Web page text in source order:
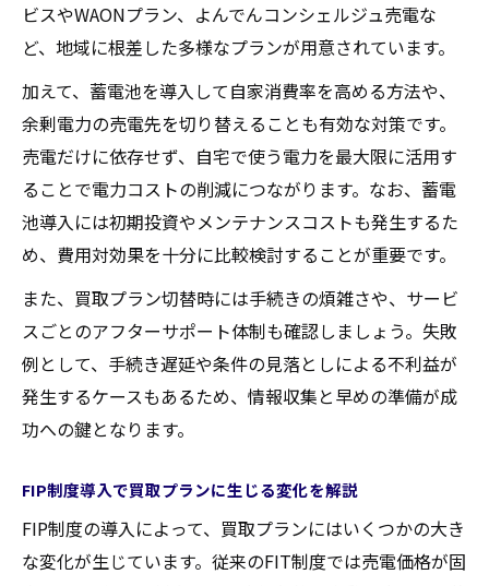
ビスやWAONプラン、よんでんコンシェルジュ売電な
ど、地域に根差した多様なプランが用意されています。
加えて、蓄電池を導入して自家消費率を高める方法や、
余剰電力の売電先を切り替えることも有効な対策です。
売電だけに依存せず、自宅で使う電力を最大限に活用す
ることで電力コストの削減につながります。なお、蓄電
池導入には初期投資やメンテナンスコストも発生するた
め、費用対効果を十分に比較検討することが重要です。
また、買取プラン切替時には手続きの煩雑さや、サービ
スごとのアフターサポート体制も確認しましょう。失敗
例として、手続き遅延や条件の見落としによる不利益が
発生するケースもあるため、情報収集と早めの準備が成
功への鍵となります。
FIP制度導入で買取プランに生じる変化を解説
FIP制度の導入によって、買取プランにはいくつかの大き
な変化が生じています。従来のFIT制度では売電価格が固